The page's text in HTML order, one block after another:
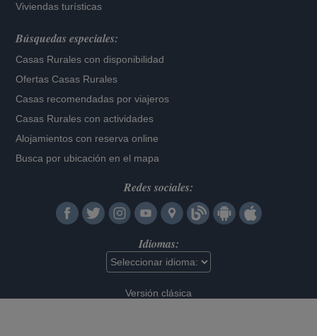
Viviendas turísticas
Búsquedas especiales:
Casas Rurales con disponibilidad
Ofertas Casas Rurales
Casas recomendadas por viajeros
Casas Rurales con actividades
Alojamientos con reserva online
Busca por ubicación en el mapa
Redes sociales:
Idiomas:
Versión clásica